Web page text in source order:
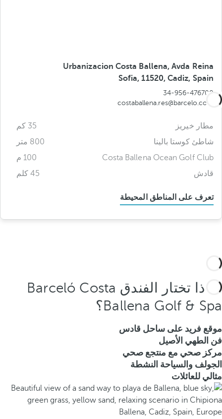
Urbanizacion Costa Ballena, Avda Reina
Sofia, 11520, Cadiz, Spain
34-956-476700
costaballena.res@barcelo.com
مطار خيريز
35 كم
شاطئ كوستا بالينا
800 متر
Costa Ballena Ocean Golf Club
100 م
قادش
45 كلم
تعرف على المناطق المحيطة
لماذا تختار الفندق Barceló Costa
Ballena Golf & Spa؟
موقع فريد على ساحل قادس
فن الطهي الأصيل
مركز صحي مع منتجع صحي
الجولف والسياحة النشطة
مثالي للعائلات